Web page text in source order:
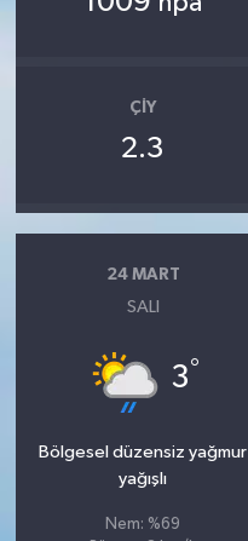
ÇIY
2.3
24 MART
SALI
3°
Bölgesel düzensiz yağmur
yağışlı
Nem: %69